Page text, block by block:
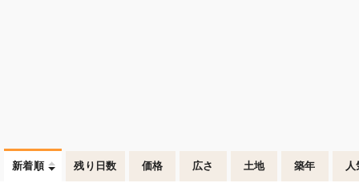
新着順 残り日数 価格 広さ 土地 築年 人